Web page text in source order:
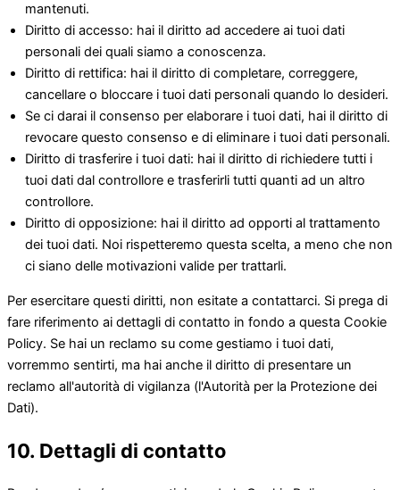
mantenuti.
Diritto di accesso: hai il diritto ad accedere ai tuoi dati
personali dei quali siamo a conoscenza.
Diritto di rettifica: hai il diritto di completare, correggere,
cancellare o bloccare i tuoi dati personali quando lo desideri.
Se ci darai il consenso per elaborare i tuoi dati, hai il diritto di
revocare questo consenso e di eliminare i tuoi dati personali.
Diritto di trasferire i tuoi dati: hai il diritto di richiedere tutti i
tuoi dati dal controllore e trasferirli tutti quanti ad un altro
controllore.
Diritto di opposizione: hai il diritto ad opporti al trattamento
dei tuoi dati. Noi rispetteremo questa scelta, a meno che non
ci siano delle motivazioni valide per trattarli.
Per esercitare questi diritti, non esitate a contattarci. Si prega di
fare riferimento ai dettagli di contatto in fondo a questa Cookie
Policy. Se hai un reclamo su come gestiamo i tuoi dati,
vorremmo sentirti, ma hai anche il diritto di presentare un
reclamo all'autorità di vigilanza (l'Autorità per la Protezione dei
Dati).
10. Dettagli di contatto